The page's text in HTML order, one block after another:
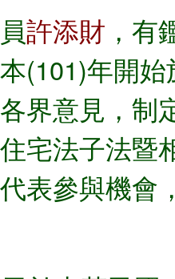
許添財 ，
(101)年開
界意見，制
宅法子法暨
表參與機會